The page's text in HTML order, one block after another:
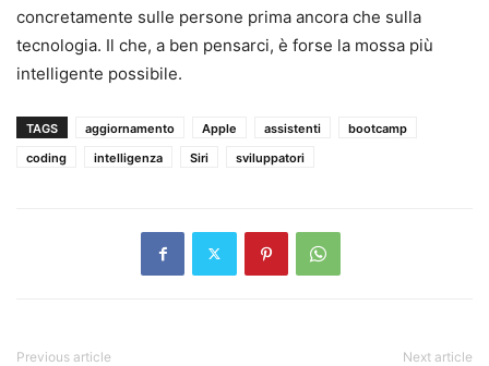
concretamente sulle persone prima ancora che sulla
tecnologia. Il che, a ben pensarci, è forse la mossa più
intelligente possibile.
TAGS aggiornamento Apple assistenti
bootcamp
coding
intelligenza Siri sviluppatori
Previous article Next article